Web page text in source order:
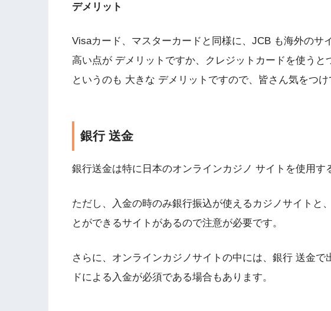
デメリット
Visaカード、マスターカードと同様に、JCB も海外のサ
高い点が デメリットですか、クレジットカードを使うと
というのも 大きな デメリットですので、皆さん気をつけ
銀行 送金
銀行送金は特に日本のオンラインカジノ サイトを使用す
ただし、入金の時のみ銀行振込が使えるカジノサイトと
とができるサイトがあるので注意が必要です。
さらに、オンラインカジノサイトの中には、銀行 送金
ドによる入金が必須である場合もあります。